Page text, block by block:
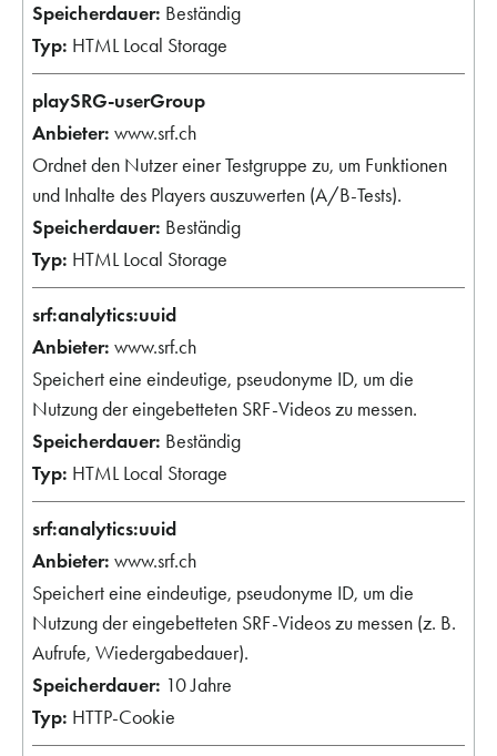
Beständig
HTML Local Storage
playSRG-userGroup
www.srf.ch
Ordnet den Nutzer einer Testgruppe zu, um Funktionen
und Inhalte des Players auszuwerten (A/B-Tests).
Beständig
HTML Local Storage
srf:analytics:uuid
www.srf.ch
Speichert eine eindeutige, pseudonyme ID, um die
Nutzung der eingebetteten SRF-Videos zu messen.
Beständig
HTML Local Storage
srf:analytics:uuid
www.srf.ch
Speichert eine eindeutige, pseudonyme ID, um die
Nutzung der eingebetteten SRF-Videos zu messen (z. B.
Aufrufe, Wiedergabedauer).
10 Jahre
HTTP-Cookie